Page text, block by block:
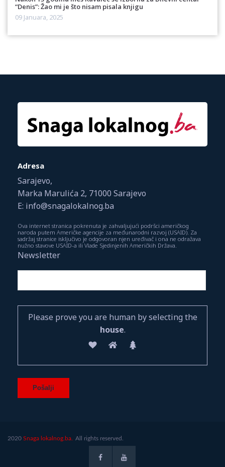
“Denis”: Žao mi je što nisam pisala knjigu
09 Januara, 2025
Adresa
Sarajevo,
Marka Marulića 2, 71000 Sarajevo
E: info@snagalokalnog.ba
Ova internet stranica pokrenuta je zahvaljujući podršci američkog
naroda putem Američke agencije za međunarodni razvoj (USAID). Za
sadržaj stranice isključivo je odgovoran njen uređivač i ona ne odražava
nužno stavove USAID-a ili Vlade Sjedinjenih Američkih Država.
Newsletter
Please prove you are human by selecting the
house.
2020 Snaga lokalnog.ba. All rights reserved.